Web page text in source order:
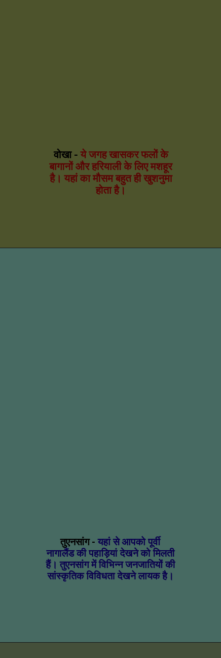
वोखा - ये जगह खासकर फलों के
बागानों और हरियाली के लिए मशहूर
है। यहां का मौसम बहुत ही खुशनुमा
होता है।
तुएनसांग - यहां से आपको पूर्वी
नागालैंड की पहाड़ियां देखने को मिलती
हैं। तुएनसांग में विभिन्न जनजातियों की
सांस्कृतिक विविधता देखने लायक है।